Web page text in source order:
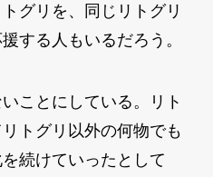
グリを、同じリトグリ
する人もいるだろう。
ことにしている。リト
トグリ以外の何物でも
続けていったとして